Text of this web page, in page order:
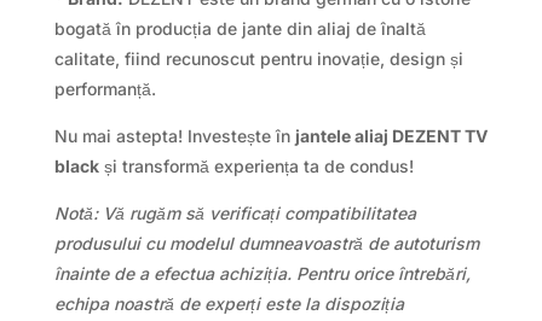
bogată în producția de jante din aliaj de înaltă
calitate, fiind recunoscut pentru inovație, design și
performanță.
Nu mai astepta! Investește în jantele aliaj DEZENT TV
blackși transformă experiența ta de condus!
Notă: Vă rugăm să verificați compatibilitatea
produsului cu modelul dumneavoastră de autoturism
înainte de a efectua achiziția. Pentru orice întrebări,
echipa noastră de experți este la dispoziția